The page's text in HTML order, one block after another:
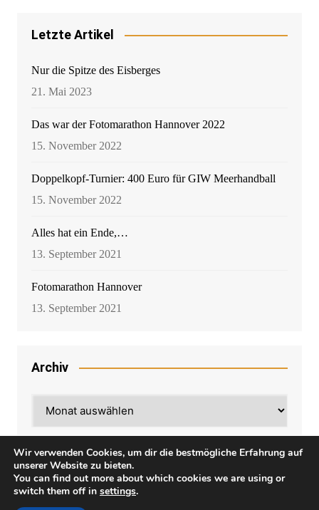
Letzte Artikel
Nur die Spitze des Eisberges
21. Mai 2023
Das war der Fotomarathon Hannover 2022
15. November 2022
Doppelkopf-Turnier: 400 Euro für GIW Meerhandball
15. November 2022
Alles hat ein Ende,…
13. September 2021
Fotomarathon Hannover
13. September 2021
Archiv
Wir verwenden Cookies, um dir die bestmögliche Erfahrung auf
unserer Website zu bieten.
You can find out more about which cookies we are using or
switch them off in settings.